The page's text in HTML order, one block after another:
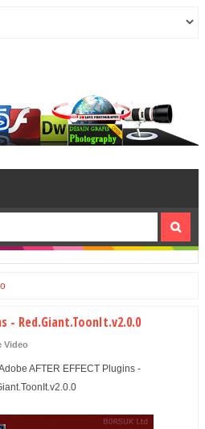
- Red.Giant.ToonIt.v2.0.0
Video
AFTER EFFECT Plugins -